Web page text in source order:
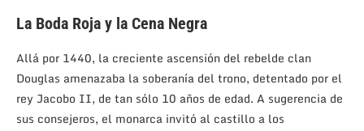
La Boda Roja y la Cena Negra
Allá por 1440, la creciente ascensión del rebelde clan
Douglas amenazaba la soberanía del trono, detentado por el
rey Jacobo II, de tan sólo 10 años de edad. A sugerencia de
sus consejeros, el monarca invitó al castillo a los